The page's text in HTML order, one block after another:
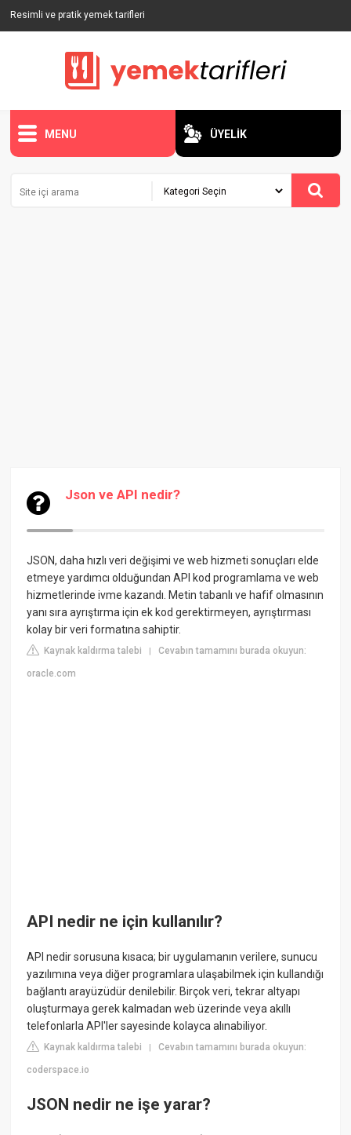
Resimli ve pratik yemek tarifleri
MENU ÜYELİK
Json ve API nedir?
JSON, daha hızlı veri değişimi ve web hizmeti sonuçları elde
etmeye yardımcı olduğundan API kod programlama ve web
hizmetlerinde ivme kazandı. Metin tabanlı ve hafif olmasının
yanı sıra ayrıştırma için ek kod gerektirmeyen, ayrıştırması
kolay bir veri formatına sahiptir.
Kaynak kaldırma talebi |Cevabın tamamını burada okuyun:
oracle.com
API nedir ne için kullanılır?
API nedir sorusuna kısaca; bir uygulamanın verilere, sunucu
yazılımına veya diğer programlara ulaşabilmek için kullandığı
bağlantı arayüzüdür denilebilir. Birçok veri, tekrar altyapı
oluşturmaya gerek kalmadan web üzerinde veya akıllı
telefonlarla API'ler sayesinde kolayca alınabiliyor.
Kaynak kaldırma talebi |Cevabın tamamını burada okuyun:
coderspace.io
JSON nedir ne işe yarar?